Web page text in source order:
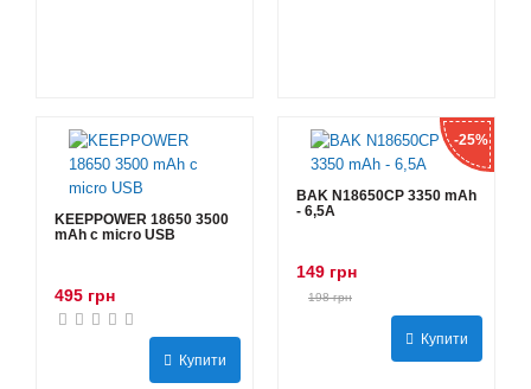
KEEPPOWER 18650 3500
mAh с micro USB
495 грн
Купити
-25%
BAK N18650CP 3350 mAh
- 6,5А
149 грн
198 грн
Купити